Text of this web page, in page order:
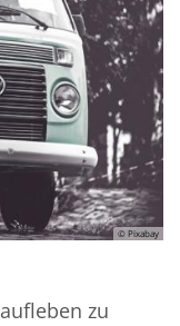
© Pixabay
zu